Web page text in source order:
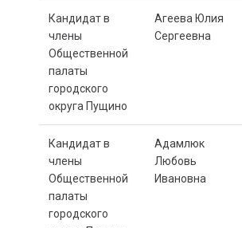
Кандидат в
члены
Общественной
палаты
городского
округа Пущино
Агеева Юлия
Сергеевна
Кандидат в
члены
Общественной
палаты
городского
Адамлюк
Любовь
Ивановна